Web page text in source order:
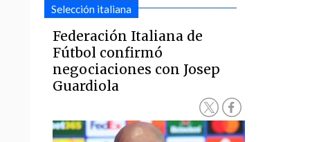
Selección italiana
Federación Italiana de
Fútbol confirmó
negociaciones con Josep
Guardiola